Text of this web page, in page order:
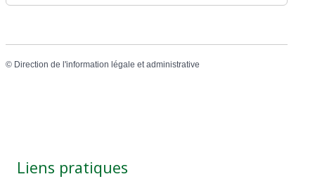
© Direction de l'information légale et administrative
Liens pratiques